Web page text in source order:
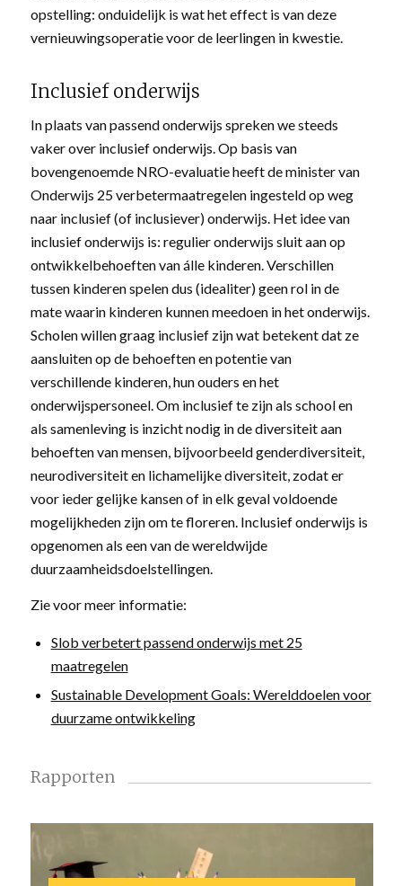
opstelling: onduidelijk is wat het effect is van deze
vernieuwingsoperatie voor de leerlingen in kwestie.
Inclusief onderwijs
In plaats van passend onderwijs spreken we steeds
vaker over inclusief onderwijs. Op basis van
bovengenoemde NRO-evaluatie heeft de minister van
Onderwijs 25 verbetermaatregelen ingesteld op weg
naar inclusief (of inclusiever) onderwijs. Het idee van
inclusief onderwijs is: regulier onderwijs sluit aan op
ontwikkelbehoeften van álle kinderen. Verschillen
tussen kinderen spelen dus (idealiter) geen rol in de
mate waarin kinderen kunnen meedoen in het onderwijs.
Scholen willen graag inclusief zijn wat betekent dat ze
aansluiten op de behoeften en potentie van
verschillende kinderen, hun ouders en het
onderwijspersoneel. Om inclusief te zijn als school en
als samenleving is inzicht nodig in de diversiteit aan
behoeften van mensen, bijvoorbeeld genderdiversiteit,
neurodiversiteit en lichamelijke diversiteit, zodat er
voor ieder gelijke kansen of in elk geval voldoende
mogelijkheden zijn om te floreren. Inclusief onderwijs is
opgenomen als een van de wereldwijde
duurzaamheidsdoelstellingen.
Zie voor meer informatie:
Slob verbetert passend onderwijs met 25
maatregelen
Sustainable Development Goals: Werelddoelen voor
duurzame ontwikkeling
Rapporten